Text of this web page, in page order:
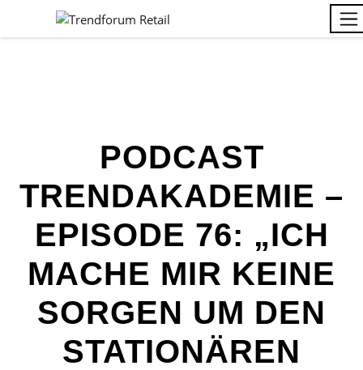
PODCAST
TRENDAKADEMIE –
EPISODE 76: „ICH
MACHE MIR KEINE
SORGEN UM DEN
STATIONÄREN